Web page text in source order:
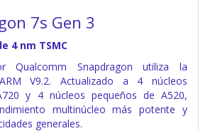
7s Gen 3
4 nm TSMC
Qualcomm Snapdragon utiliza la
V9.2. Actualizado a 4 núcleos
y 4 núcleos pequeños de A520,
multinúcleo más potente y
generales.